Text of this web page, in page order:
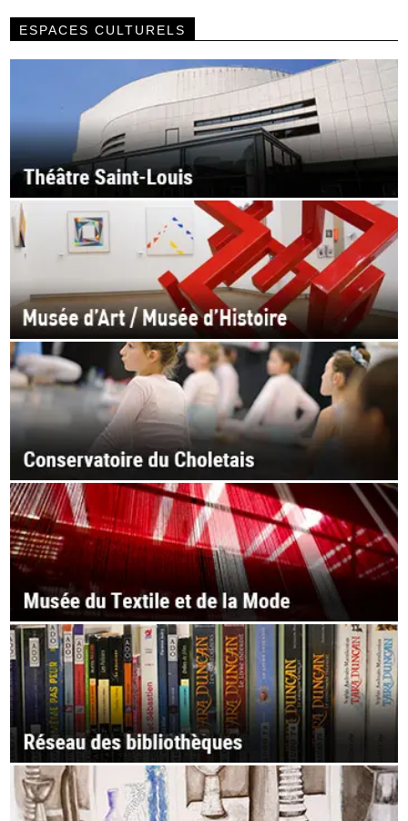
ESPACES CULTURELS